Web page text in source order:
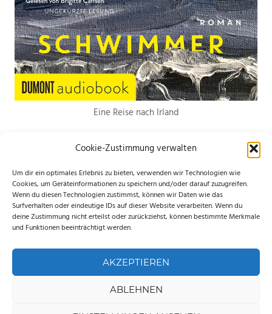
Cookie-Zustimmung verwalten
Um dir ein optimales Erlebnis zu bieten, verwenden wir Technologien wie
Cookies, um Geräteinformationen zu speichern und/oder darauf zuzugreifen.
Wenn du diesen Technologien zustimmst, können wir Daten wie das
Surfverhalten oder eindeutige IDs auf dieser Website verarbeiten. Wenn du
deine Zustimmung nicht erteilst oder zurückziehst, können bestimmte Merkmale
und Funktionen beeinträchtigt werden.
AKZEPTIEREN
ABLEHNEN
Eine Reise nach Irland
*Hierbei handelt es sich um Werbelinks. Wenn du etwas über den Link
bestellst, erhalte ich eine kleine Provision. Für dich entstehen keine
zusätzlichen Kosten. Ganz lieben Dank für deine Unterstützung.
WordPress-Theme: Palm Beach von ThemeZee.